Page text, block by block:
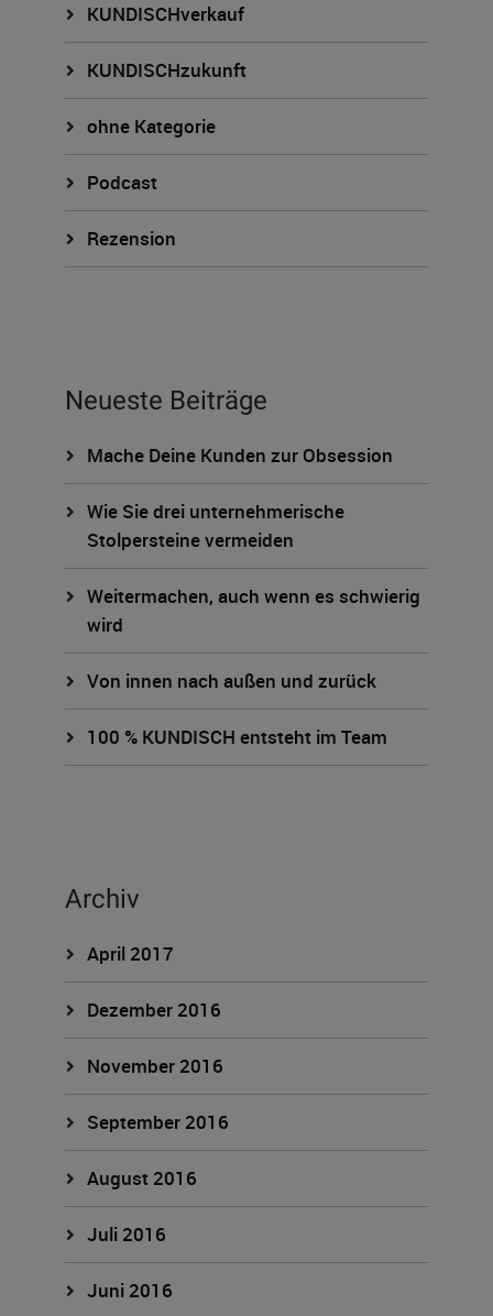
KUNDISCHverkauf
KUNDISCHzukunft
ohne Kategorie
Podcast
Rezension
Neueste Beiträge
Mache Deine Kunden zur Obsession
Wie Sie drei unternehmerische
Stolpersteine vermeiden
Weitermachen, auch wenn es schwierig
wird
Von innen nach außen und zurück
100 % KUNDISCH entsteht im Team
Archiv
April 2017
Dezember 2016
November 2016
September 2016
August 2016
Juli 2016
Juni 2016